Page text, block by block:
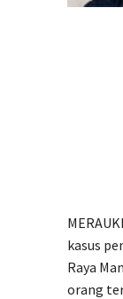
kasus
Raya
orang